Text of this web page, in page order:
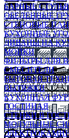
БАРНЫЕ СТУЛЬЯ
ОБЕДЕННЫЕ
СТЕНОВЫЕ
КУХОННЫЕ
ДИВАНЫ НА
МОЙКИ
ФИЛЬТРЫ ДЛЯ
СМЕСИТЕЛИ
БЫТОВАЯ
ВЫТЯЖКИ
КУХОННАЯ
ГОСТИНАЯ
СТЕНКИ В
МОДУЛЬНЫЕ